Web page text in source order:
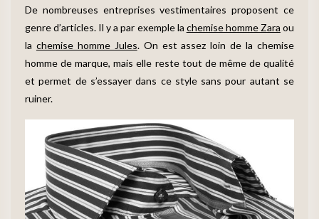
De nombreuses entreprises vestimentaires proposent ce
genre d’articles. Il y a par exemple la chemise homme Zara ou
la chemise homme Jules. On est assez loin de la chemise
homme de marque, mais elle reste tout de même de qualité
et permet de s’essayer dans ce style sans pour autant se
ruiner.